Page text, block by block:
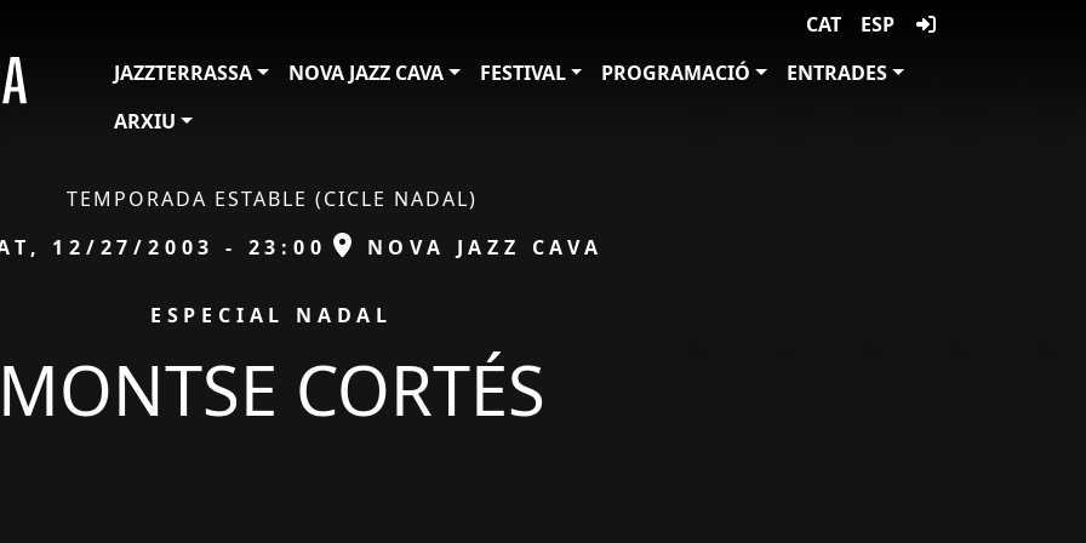
CAT
ESP
JAZZTERRASSA
NOVA JAZZ CAVA FESTIVAL PROGRAMACIÓ
ENTRADES
ARXIU
TEMPORADA ESTABLE (CICLE NADAL)
12/27/2003 - 23:00 ESPAI
NOVA JAZZ CAVA
ESPECIAL NADAL
MONTSE CORTÉS